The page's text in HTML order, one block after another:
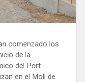
comenzado los
de la
del Port
en el Moll de